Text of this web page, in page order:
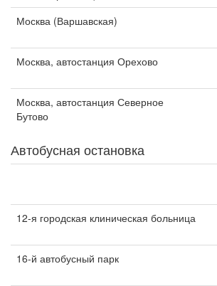
Москва (Варшавская)
Москва, автостанция Орехово
Москва, автостанция Северное
Бутово
Автобусная остановка
12-я городская клиническая больница
16-й автобусный парк